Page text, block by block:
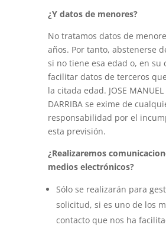
¿Y datos de menores?
No tratamos datos de
años. Por tanto, abstenerse
si no tiene esa edad o, en su
facilitar datos de terceros
la citada edad. JOSE MANUEL
DARRIBA se exime de
responsabilidad por el
esta previsión.
¿Realizaremos
medios electrónicos?
Sólo se realizarán para
solicitud, si es uno de los
contacto que nos ha